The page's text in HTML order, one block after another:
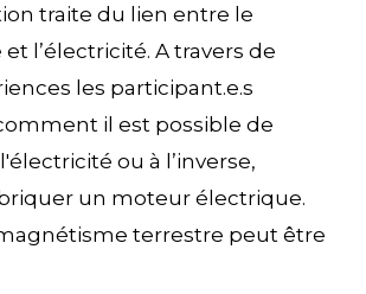
traite du lien entre le
l’électricité. A travers de
les participant.e.s
il est possible de
ou à l’inverse,
un moteur électrique.
terrestre peut être